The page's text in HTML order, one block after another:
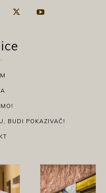
BUDI POKAZIVAČ!